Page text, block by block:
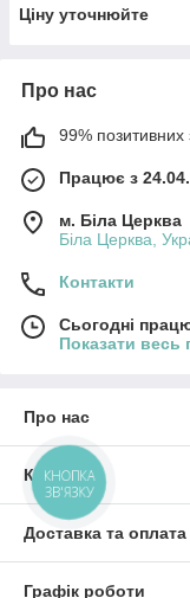
Ціну уточнюйте
Про нас
99% позитивних
Працює з
м. Біла Церква
Біла Церква,
Контакти
Сьогодні
Показати весь
Про нас
Контакти
Доставка та оплата
Графік роботи
КНОПКА
ЗВ'ЯЗКУ